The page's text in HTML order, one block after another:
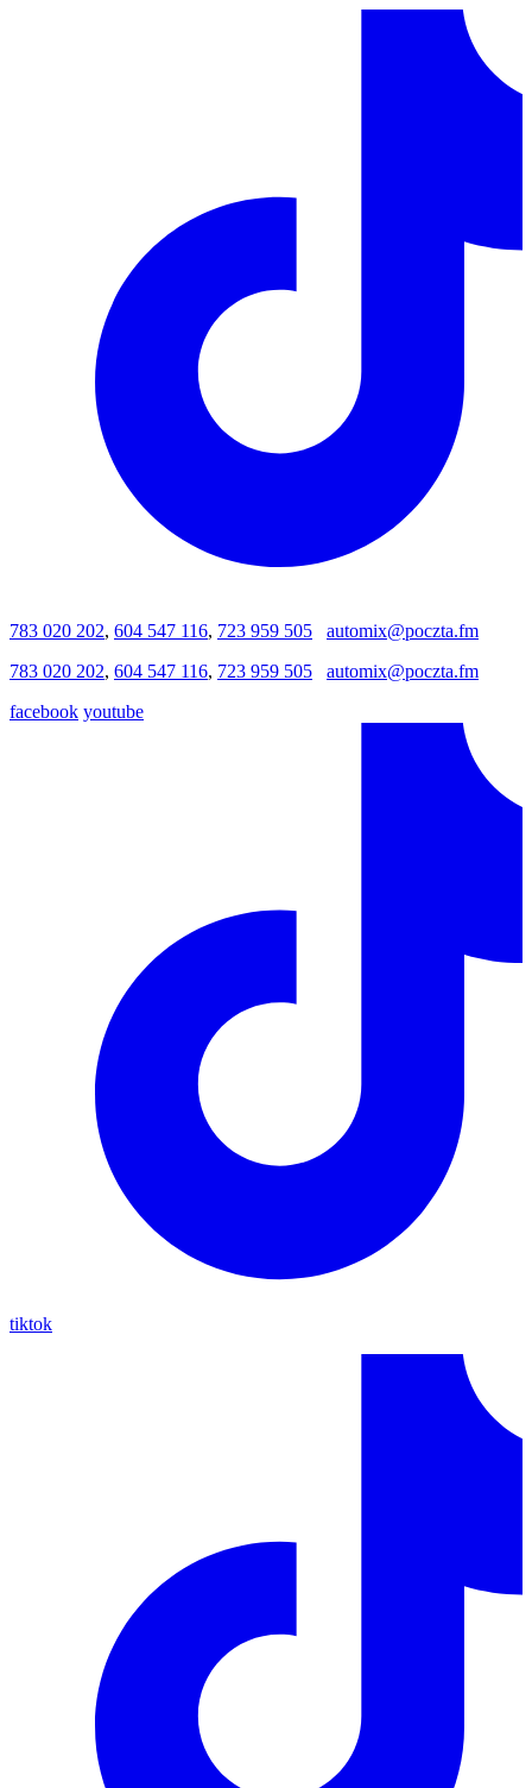
783 020 202, 604 547 116, 723 959 505
automix@poczta.fm
783 020 202, 604 547 116, 723 959 505
automix@poczta.fm
facebook youtube
tiktok